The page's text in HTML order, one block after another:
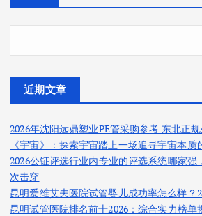
近期文章
2026年沈阳远鼎塑业PE管采购参考 东北正
《宇宙》：探索宇宙踏上一场追寻宇宙本质
2026公钲评选行业内专业的评选系统哪家
次击穿
昆明爱维艾夫医院试管婴儿成功率怎么样？
昆明试管医院排名前十2026：综合实力榜单